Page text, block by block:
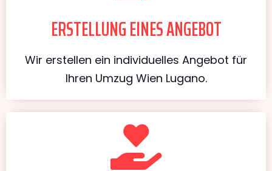
ERSTELLUNG EINES ANGEBOT
Wir erstellen ein individuelles Angebot für
Ihren Umzug Wien Lugano.